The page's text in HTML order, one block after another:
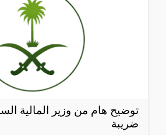
توضيح هام من وزير المالية
ضريبة